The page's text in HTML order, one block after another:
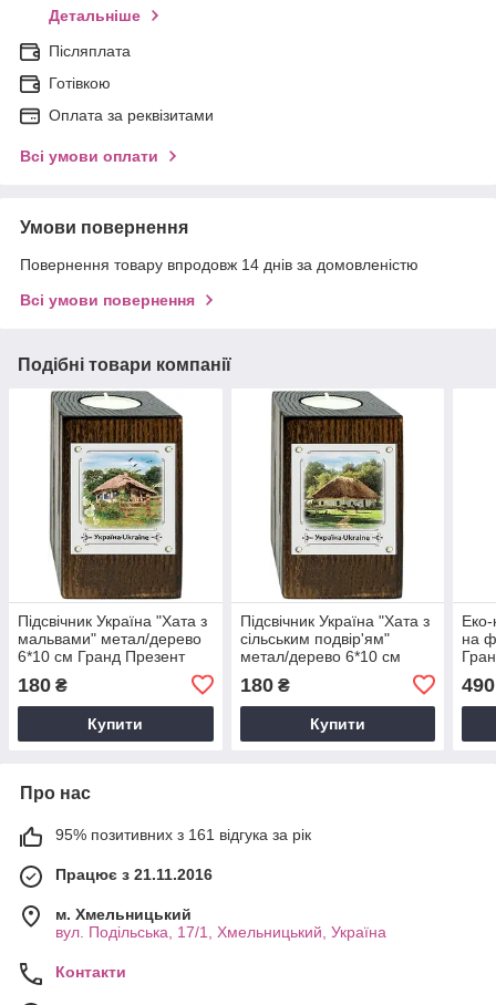
Детальніше
Післяплата
Готівкою
Оплата за реквізитами
Всі умови оплати
Умови повернення
Повернення товару впродовж 14 днів за домовленістю
Всі умови повернення
Подібні товари компанії
Підсвічник Україна "Хата з
мальвами" метал/дерево
6*10 см Гранд Презент
180 ₴
Купити
Підсвічник Україна "Хата з
сільським подвір'ям"
метал/дерево 6*10 см
Гранд Презент гпукп02к/м
180₴
Купити
Еко-
на
490
Про нас
95% позитивних з 161 відгука за рік
Працює з 21.11.2016
м. Хмельницький
вул. Подільська, 17/1, Хмельницький, Україна
Контакти